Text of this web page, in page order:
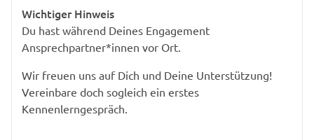
Wichtiger Hinweis
Du hast während Deines Engagement
Ansprechpartner*innen vor Ort.
Wir freuen uns auf Dich und Deine Unterstützung!
Vereinbare doch sogleich ein erstes
Kennenlerngespräch.